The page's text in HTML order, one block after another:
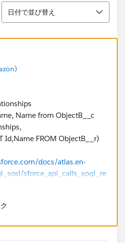
並び替え
日付で並び替え
Name from ObjectB__c
Id,Name FROM ObjectB__r)
docs/atlas.en-
sforce_api_calls_soql_re